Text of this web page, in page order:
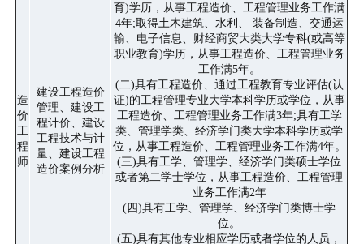
造
价
工
程
师
建设工程造价
管理、建设工
程计价、建设
工程技术与计
量、建设工程
造价案例分析
育)学历，从事工程造价、工程管理业务工作满
4年;取得土木建筑、水利、 装备制造、交通运
输、电子信息、财经商贸大类大学专科(或高等
职业教育)学历，从事工程造价、工程管理业务
工作满5年。
(二)具有工程造价、通过工程教育专业评估(认
证)的工程管理专业大学本科学历或学位，从事
工程造价、工程管理业务工作满3年;具有工学
类、管理学类、经济学门类大学本科学历或学
位，从事工程造价、工程管理业务工作满4年。
(三)具有工学、管理学、经济学门类硕士学位
或者第二学士学位，从事工程造价、工程管理
业务工作满2年
(四)具有工学、管理学、经济学门类博士学
位。
(五)具有其他专业相应学历或者学位的人员，